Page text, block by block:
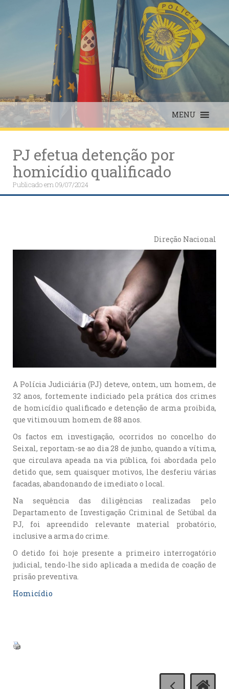
MENU
PJ efetua detenção por
homicídio qualificado
Publicado em09/07/2024
Direção Nacional
A Polícia Judiciária (PJ) deteve, ontem, um homem, de
32 anos, fortemente indiciado pela prática dos crimes
de homicídio qualificado e detenção de arma proibida,
que vitimou um homem de 88 anos.
Os factos em investigação, ocorridos no concelho do
Seixal, reportam-se ao dia 28 de junho, quando a vítima,
que circulava apeada na via pública, foi abordada pelo
detido que, sem quaisquer motivos, lhe desferiu várias
facadas, abandonando de imediato o local.
Na sequência das diligências realizadas pelo
Departamento de Investigação Criminal de Setúbal da
PJ, foi apreendido relevante material probatório,
inclusive a arma do crime.
O detido foi hoje presente a primeiro interrogatório
judicial, tendo-lhe sido aplicada a medida de coação de
prisão preventiva.
Homicídio